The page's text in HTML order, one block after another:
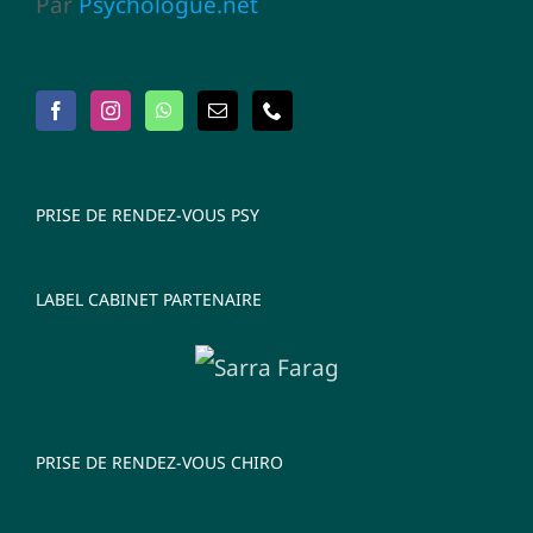
PRISE DE RENDEZ-VOUS PSY
LABEL CABINET PARTENAIRE
PRISE DE RENDEZ-VOUS CHIRO